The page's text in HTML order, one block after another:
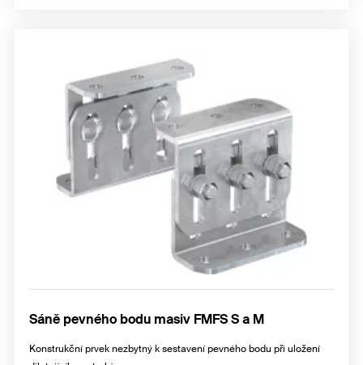
Sáně pevného bodu masiv FMFS S a M
Konstrukční prvek nezbytný k sestavení pevného bodu při uložení